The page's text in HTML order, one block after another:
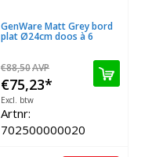
GenWare Matt Grey bord
plat Ø24cm doos à 6
€88,50AVP
€75,23*
Excl. btw
Artnr:
702500000020